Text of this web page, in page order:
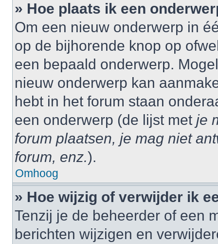
» Hoe plaats ik een
Om een nieuw onderwerp in
op de bijhorende knop op
een bepaald onderwerp.
nieuw onderwerp kan
hebt in het forum staan
een onderwerp (de lijst met je
forum plaatsen, je mag niet
forum, enz.).
Omhoog
» Hoe wijzig of verwijder ik
Tenzij je de beheerder of een
berichten wijzigen en